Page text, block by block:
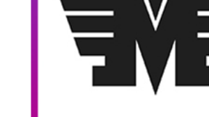
À chaque début de saison,
initiations BMX aux clients de
Marseille située dans l’est de
Voir les initiations